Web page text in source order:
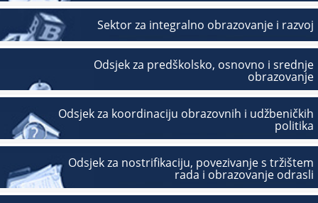
Sektor za integralno obrazovanje i razvoj
Odsjek za predškolsko, osnovno i srednje
obrazovanje
Odsjek za koordinaciju obrazovnih i udžbeničkih
politika
Odsjek za nostrifikaciju, povezivanje s tržištem
rada i obrazovanje odrasli